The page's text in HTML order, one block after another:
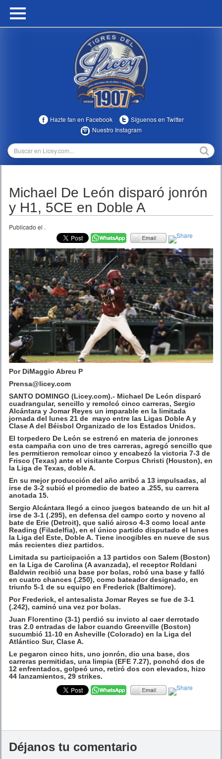
HOME
MULTIMEDIA
TEMPORADAS
Hazte fan en Facebook
Síguenos en Twitter
Nuestro Instagram
Michael De León disparó jonrón
y H1, 5CE en Doble A
Publicado el .
Por DiMaggio Abreu P
Prensa@licey.com
SANTO DOMINGO (Licey.com).- Michael De León disparó
cuadrangular, sencillo y remolcó cinco carreras, Sergio
Alcántara y Jomar Reyes un imparable en la limitada
jornada del lunes 21 de mayo entre las Ligas Doble A y
Clase A del Béisbol Organizado de los Estados Unidos.
El torpedero De León se estrenó en materia de jonrones
esta campaña con uno de tres carreras, agregó sencillo que
les permitieron remolcar cinco y encabezó la victoria 7-3 de
Frisco (Texas) ante el visitante Corpus Christi (Houston), en
la Liga de Texas, doble A.
En su mejor producción del año arribó a 13 impulsadas, al
irse de 3-2 subió el promedio de bateo a .255, su carrera
anotada 15.
Sergio Alcántara llegó a cinco juegos bateando de un hit al
irse de 3-1 (.295), en defensa del campo corto y noveno al
bate de Erie (Detroit), que salió airoso 4-3 como local ante
Reading (Filadelfia), en el único partido disputado el lunes
la Liga del Este, Doble A. Tiene incogibles en nueve de sus
más recientes diez partidos.
Limitada su participación a 13 partidos con Salem (Boston)
en la Liga de Carolina (A avanzada), el receptor Roldani
Baldwin recibió una base por bolas, robó una base y falló
en cuatro chances (.250), como bateador designado, en
triunfo 5-1 de su equipo en Frederick (Baltimore).
Por Frederick, el antesalista Jomar Reyes se fue de 3-1
(.242), caminó una vez por bolas.
Juan Florentino (3-1) perdió su invicto al caer derrotado
tras 2.0 entradas de labor cuando Greenville (Boston)
sucumbió 11-10 en Asheville (Colorado) en la Liga del
Atlántico Sur, Clase A.
Le pegaron cinco hits, uno jonrón, dio una base, dos
carreras permitidas, una limpia (EFE 7.27), ponchó dos de
12 enfrentados, golpeó uno, retiró dos con elevados, hizo
44 lanzamientos, 29 strikes.
Déjanos tu comentario